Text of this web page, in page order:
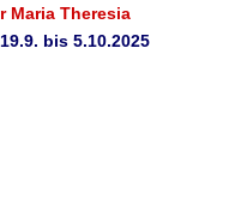
Maria Theresia
bis 5.10.2025